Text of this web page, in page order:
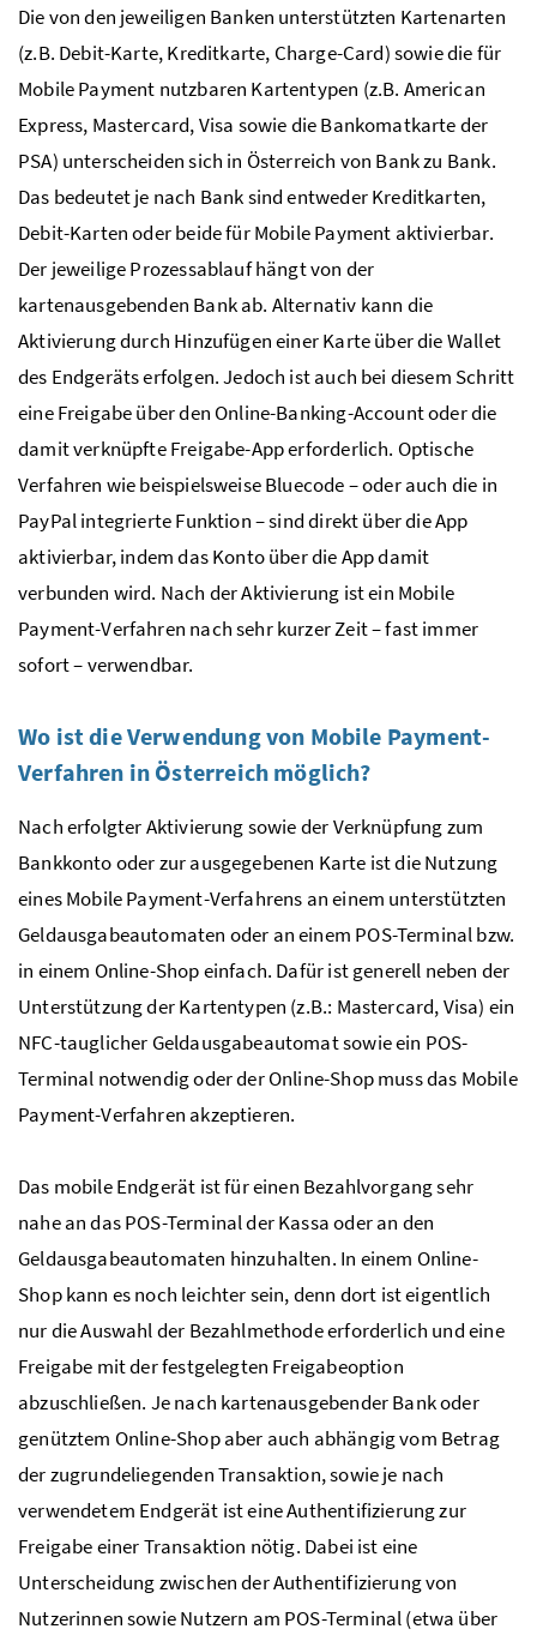
Die von den jeweiligen Banken unterstützten Kartenarten
(z.B. Debit-Karte, Kreditkarte, Charge-Card) sowie die für
Mobile Payment nutzbaren Kartentypen (z.B. American
Express, Mastercard, Visa sowie die Bankomatkarte der
PSA) unterscheiden sich in Österreich von Bank zu Bank.
Das bedeutet je nach Bank sind entweder Kreditkarten,
Debit-Karten oder beide fürMobile Payment aktivierbar.
Der jeweilige Prozessablauf hängt von der
kartenausgebenden Bank ab. Alternativ kann die
Aktivierung durch Hinzufügen einer Karte über die Wallet
des Endgeräts erfolgen. Jedoch ist auch bei diesem Schritt
eine Freigabe über den Online-Banking-Account oder die
damit verknüpfte Freigabe-App erforderlich. Optische
Verfahren wie beispielsweiseBluecode– oder auch die in
PayPalintegrierte Funktion – sind direkt über die App
aktivierbar, indem das Konto über die App damit
verbunden wird. Nach der Aktivierung ist ein Mobile
Payment-Verfahren nach sehr kurzer Zeit – fast immer
sofort – verwendbar.
Wo ist die Verwendung von Mobile Payment-
Verfahren in Österreich möglich?
Nach erfolgter Aktivierung sowie der Verknüpfung zum
Bankkonto oder zur ausgegebenen Karte ist die Nutzung
einesMobile Payment-Verfahrens an einem unterstützten
Geldausgabeautomaten oder an einem POS-Terminalbzw.
in einem Online-Shop einfach. Dafür ist generell neben der
Unterstützung der Kartentypen (z.B.: Mastercard, Visa) ein
NFC-tauglicher Geldausgabeautomat sowie ein POS-
Terminal notwendig oder der Online-Shop muss das Mobile
Payment-Verfahren akzeptieren.
Das mobile Endgerät ist für einen Bezahlvorgang sehr
nahe an dasPOS-Terminal der Kassa oder an den
Geldausgabeautomaten hinzuhalten. In einem Online-
Shop kann es noch leichter sein, denn dort ist eigentlich
nur die Auswahl der Bezahlmethode erforderlich und eine
Freigabe mit der festgelegten Freigabeoption
abzuschließen. Je nach kartenausgebender Bank oder
genütztem Online-Shop aber auch abhängig vom Betrag
der zugrundeliegenden Transaktion, sowie je nach
verwendetem Endgerät ist eine Authentifizierung zur
Freigabe einer Transaktion nötig. Dabei ist eine
Unterscheidung zwischen der Authentifizierung von
Nutzerinnen sowie Nutzern am POS-Terminal (etwa über